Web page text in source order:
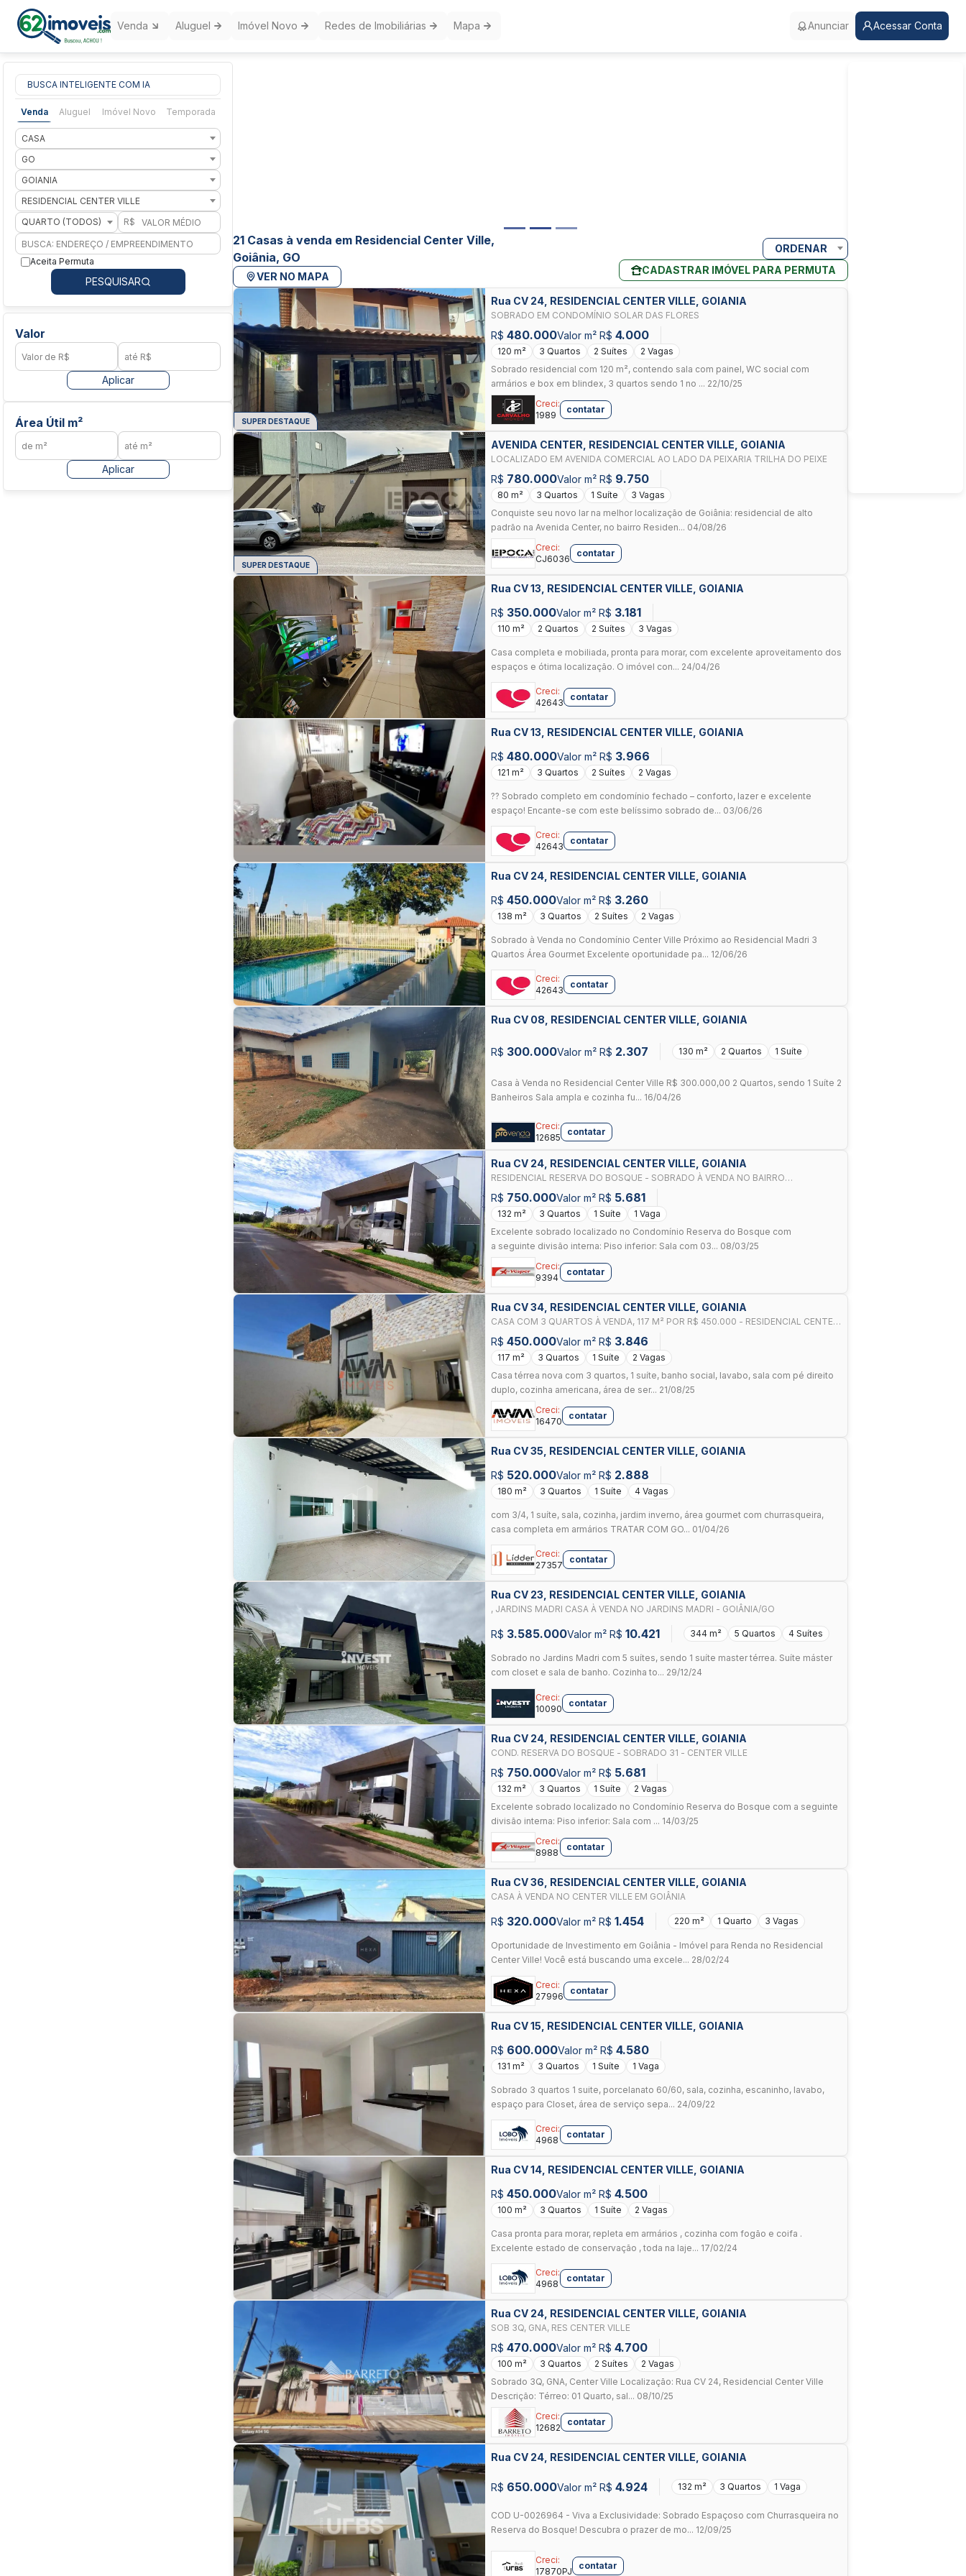
Venda Aluguel Imóvel Novo Redes de Imobiliárias Mapa Anunciar Acessar Conta
BUSCA INTELIGENTE COM IA
Venda Aluguel Imóvel Novo Temporada
CASA
GO
GOIANIA
RESIDENCIAL CENTER VILLE
QUARTO (TODOS)
R$
Aceita Permuta
PESQUISAR
Valor
Aplicar
Área Útil m²
Aplicar
21 Casas à venda em Residencial Center Ville,
Goiânia, GO
VER NO MAPA
ORDENAR
CADASTRAR IMÓVEL PARA PERMUTA
SUPER DESTAQUE
Rua CV 24, RESIDENCIAL CENTER VILLE, GOIANIA
SOBRADO EM CONDOMÍNIO SOLAR DAS FLORES
R$ 480.000Valor m² R$ 4.000
120 m² 3 Quartos 2 Suítes
2 Vagas
Sobrado residencial com 120 m², contendo sala com painel, WC social com
armários e box em blindex, 3 quartos sendo 1 no ... 22/10/25
Creci:
1989
contatar
SUPER DESTAQUE
AVENIDA CENTER, RESIDENCIAL CENTER VILLE, GOIANIA
LOCALIZADO EM AVENIDA COMERCIAL AO LADO DA PEIXARIA TRILHA DO PEIXE
R$ 780.000Valor m² R$ 9.750
80 m² 3 Quartos 1 Suíte
3 Vagas
Conquiste seu novo lar na melhor localização de Goiânia: residencial de alto
padrão na Avenida Center, no bairro Residen... 04/08/26
Creci:
CJ6036
contatar
Rua CV 13, RESIDENCIAL CENTER VILLE, GOIANIA
R$ 350.000Valor m² R$ 3.181
110 m² 2 Quartos 2 Suítes 3 Vagas
Casa completa e mobiliada, pronta para morar, com excelente aproveitamento dos
espaços e ótima localização. O imóvel con... 24/04/26
Creci:
42643
contatar
Rua CV 13, RESIDENCIAL CENTER VILLE, GOIANIA
R$ 480.000Valor m² R$ 3.966
121 m² 3 Quartos 2 Suítes 2 Vagas
?? Sobrado completo em condomínio fechado – conforto, lazer e excelente
espaço! Encante-se com este belíssimo sobrado de... 03/06/26
Creci:
42643
contatar
Rua CV 24, RESIDENCIAL CENTER VILLE, GOIANIA
R$ 450.000Valor m² R$ 3.260
138 m² 3 Quartos 2 Suítes 2 Vagas
Sobrado à Venda no Condomínio Center Ville Próximo ao Residencial Madri 3
Quartos Área Gourmet Excelente oportunidade pa... 12/06/26
Creci:
42643
contatar
Rua CV 08, RESIDENCIAL CENTER VILLE, GOIANIA
R$ 300.000Valor m² R$ 2.307 130 m² 2 Quartos 1 Suíte
Casa à Venda no Residencial Center Ville R$ 300.000,00 2 Quartos, sendo 1 Suíte 2
Banheiros Sala ampla e cozinha fu... 16/04/26
Creci:
12685
contatar
Rua CV 24, RESIDENCIAL CENTER VILLE, GOIANIA
RESIDENCIAL RESERVA DO BOSQUE - SOBRADO À VENDA NO BAIRRO
RESIDENCIAL CENTER VILLE - GOIÂNIA/GO
R$ 750.000Valor m² R$ 5.681
132 m² 3 Quartos 1 Suíte
1 Vaga
Excelente sobrado localizado no Condomínio Reserva do Bosque com
a seguinte divisão interna: Piso inferior: Sala com 03... 08/03/25
Creci:
9394
contatar
Rua CV 34, RESIDENCIAL CENTER VILLE, GOIANIA
CASA COM 3 QUARTOS À VENDA, 117 M² POR R$ 450.000 - RESIDENCIAL CENTER
VILLE - GOIÂNIA/GO
R$ 450.000Valor m² R$ 3.846
117 m² 3 Quartos 1 Suíte
2 Vagas
Casa térrea nova com 3 quartos, 1 suíte, banho social, lavabo, sala com pé direito
duplo, cozinha americana, área de ser... 21/08/25
Creci:
16470
contatar
Rua CV 35, RESIDENCIAL CENTER VILLE, GOIANIA
R$ 520.000Valor m² R$ 2.888
180 m² 3 Quartos 1 Suíte 4 Vagas
com 3/4, 1 suíte, sala, cozinha, jardim inverno, área gourmet com churrasqueira,
casa completa em armários TRATAR COM GO... 01/04/26
Creci:
27357
contatar
Rua CV 23, RESIDENCIAL CENTER VILLE, GOIANIA
, JARDINS MADRI CASA À VENDA NO JARDINS MADRI - GOIÂNIA/GO
R$ 3.585.000Valor m² R$ 10.421 344 m² 5 Quartos 4 Suítes
Sobrado no Jardins Madri com 5 suítes, sendo 1 suíte master térrea. Suíte máster
com closet e sala de banho. Cozinha to... 29/12/24
Creci:
10090
contatar
Rua CV 24, RESIDENCIAL CENTER VILLE, GOIANIA
COND. RESERVA DO BOSQUE - SOBRADO 31 - CENTER VILLE
R$ 750.000Valor m² R$ 5.681
132 m² 3 Quartos 1 Suíte
2 Vagas
Excelente sobrado localizado no Condomínio Reserva do Bosque com a seguinte
divisão interna: Piso inferior: Sala com ... 14/03/25
Creci:
8988
contatar
Rua CV 36, RESIDENCIAL CENTER VILLE, GOIANIA
CASA À VENDA NO CENTER VILLE EM GOIÂNIA
R$ 320.000Valor m² R$ 1.454 220 m² 1 Quarto 3 Vagas
Oportunidade de Investimento em Goiânia - Imóvel para Renda no Residencial
Center Ville! Você está buscando uma excele... 28/02/24
Creci:
27996
contatar
Rua CV 15, RESIDENCIAL CENTER VILLE, GOIANIA
R$ 600.000Valor m² R$ 4.580
131 m² 3 Quartos 1 Suíte 1 Vaga
Sobrado 3 quartos 1 suite, porcelanato 60/60, sala, cozinha, escaninho, lavabo,
espaço para Closet, área de serviço sepa... 24/09/22
Creci:
4968
contatar
Rua CV 14, RESIDENCIAL CENTER VILLE, GOIANIA
R$ 450.000Valor m² R$ 4.500
100 m² 3 Quartos 1 Suíte 2 Vagas
Casa pronta para morar, repleta em armários , cozinha com fogão e coifa .
Excelente estado de conservação , toda na laje... 17/02/24
Creci:
4968
contatar
Rua CV 24, RESIDENCIAL CENTER VILLE, GOIANIA
SOB 3Q, GNA, RES CENTER VILLE
R$ 470.000Valor m² R$ 4.700
100 m² 3 Quartos 2 Suítes
2 Vagas
Sobrado 3Q, GNA, Center Ville Localização: Rua CV 24, Residencial Center Ville
Descrição: Térreo: 01 Quarto, sal... 08/10/25
Creci:
12682
contatar
Rua CV 24, RESIDENCIAL CENTER VILLE, GOIANIA
R$ 650.000Valor m² R$ 4.924 132 m² 3 Quartos 1 Vaga
COD U-0026964 - Viva a Exclusividade: Sobrado Espaçoso com Churrasqueira no
Reserva do Bosque! Descubra o prazer de mo... 12/09/25
Creci:
17870PJ
contatar